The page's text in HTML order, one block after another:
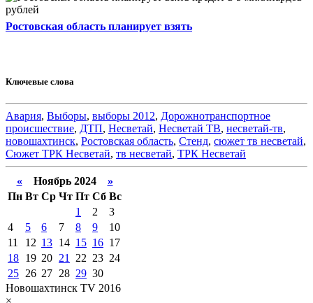
Ростовская область планирует взять
Ключевые слова
Авария, Выборы, выборы 2012, Дорожнотранспортное
происшествие, ДТП, Несветай, Несветай ТВ, несветай-тв,
новошахтинск, Ростовская область, Стенд, сюжет тв несветай,
Сюжет ТРК Несветай, тв несветай, ТРК Несветай
«Ноябрь 2024 »
Пн Вт Ср Чт Пт Сб Вс
1
2
3
4
5 6 7 8 9
10
11
12 13 14 15 16 17
18 19 20 21 22 23 24
25 26 27 28 29 30
Новошахтинск TV 2016
×